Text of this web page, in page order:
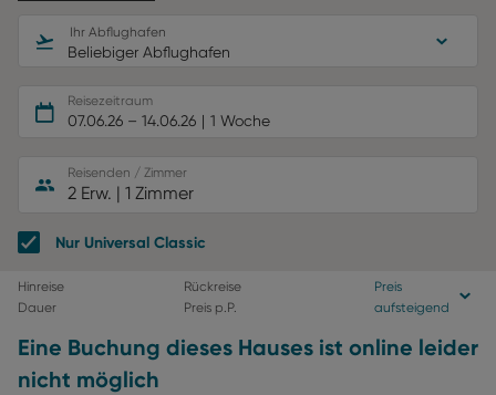
Ihr Abflughafen
Beliebiger Abflughafen
Reisezeitraum
07.06.26 – 14.06.26 1 Woche
Reisenden / Zimmer
2 Erw. | 1 Zimmer
Nur Universal Classic
Hinreise
Rückreise
Dauer
Preis p.P.
Preis
aufsteigend
Eine Buchung dieses Hauses ist online leider
nicht möglich